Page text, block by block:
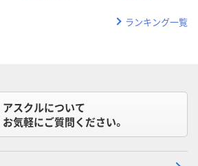
ランキング一覧
アスクルについて
お気軽にご質問ください。